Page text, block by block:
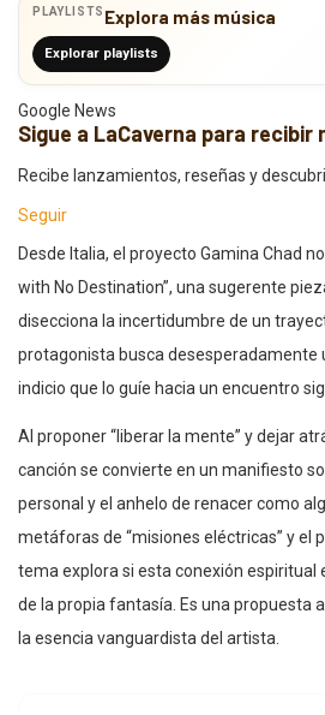
PLAYLISTS Explora más música
Explorar playlists
Google News
Sigue a LaCaverna para recibir
Recibe lanzamientos, reseñas y
Seguir
Desde Italia, el proyecto Gamina Chad
with No Destination”, una sugerente
disecciona la incertidumbre de un
protagonista busca desesperadamente
indicio que lo guíe hacia un encuentro
Al proponer “liberar la mente” y dejar
canción se convierte en un manifiesto
personal y el anhelo de renacer como
metáforas de “misiones eléctricas” y el
tema explora si esta conexión espiritual
de la propia fantasía. Es una propuesta
la esencia vanguardista del artista.